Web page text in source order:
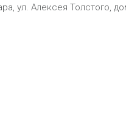
ул. Алексея Толстого,